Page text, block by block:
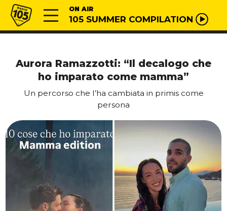
Vai al contenuto
Radio 105 ON AIR
105 SUMMER COMPILATION
Aurora Ramazzotti: “Il decalogo che
ho imparato come mamma”
Un percorso che l’ha cambiata in primis come
persona